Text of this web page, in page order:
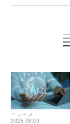
ニュース
2026.08.03